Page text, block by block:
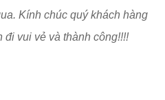
Kính chúc quý khách hàng
vui vẻ và thành công!!!!